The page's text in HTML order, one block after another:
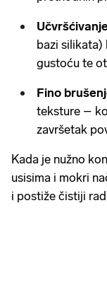
bazi silikata)
gustoću te
Fino
teksture –
završetak
Kada je nužno
usisima i mokri
i postiže čistiji